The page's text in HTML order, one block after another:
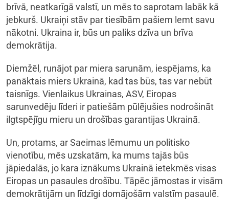
brīvā, neatkarīgā valstī, un mēs to saprotam labāk kā
jebkurš. Ukraiņi stāv par tiesībām pašiem lemt savu
nākotni. Ukraina ir, būs un paliks dzīva un brīva
demokrātija.
Diemžēl, runājot par miera sarunām, iespējams, ka
panāktais miers Ukrainā, kad tas būs, tas var nebūt
taisnīgs. Vienlaikus Ukrainas, ASV, Eiropas
sarunvedēju līderi ir patiešām pūlējušies nodrošināt
ilgtspējīgu mieru un drošības garantijas Ukrainā.
Un, protams, ar Saeimas lēmumu un politisko
vienotību, mēs uzskatām, ka mums tajās būs
jāpiedalās, jo kara iznākums Ukrainā ietekmēs visas
Eiropas un pasaules drošību. Tāpēc jāmostas ir visām
demokrātijām un līdzīgi domājošām valstīm pasaulē.